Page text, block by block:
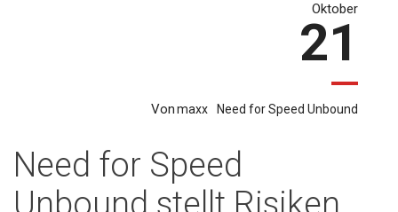
Oktober
21
Vonmaxx Need for Speed Unbound
Need for Speed